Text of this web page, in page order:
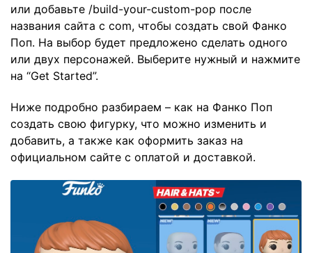
или добавьте /build-your-custom-pop после
названия сайта с com, чтобы создать свой Фанко
Поп. На выбор будет предложено сделать одного
или двух персонажей. Выберите нужный и нажмите
на “Get Started”.
Ниже подробно разбираем – как на Фанко Поп
создать свою фигурку, что можно изменить и
добавить, а также как оформить заказ на
официальном сайте с оплатой и доставкой.